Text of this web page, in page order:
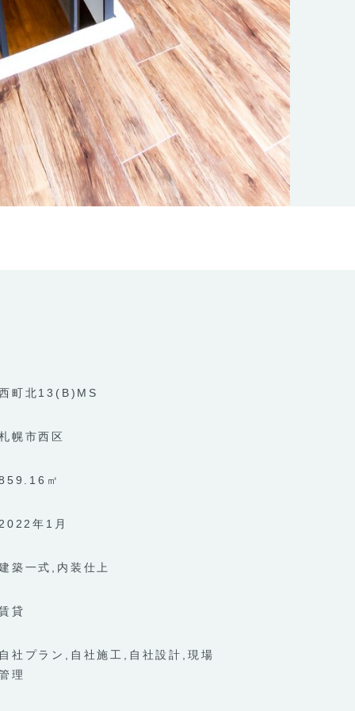
町北13(B)MS
幌市西区
㎡
年1月
築一式 内装仕上
貸
社プラン 自社施工 自社設計
現場
理